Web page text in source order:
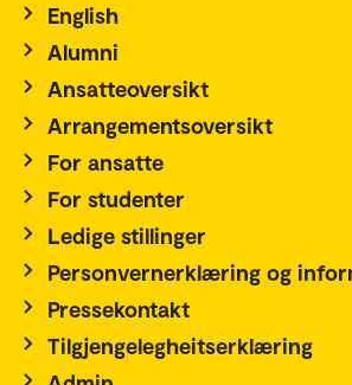
English
Alumni
Ansatteoversikt
Arrangementsoversikt
For ansatte
For studenter
Ledige stillinger
Personvernerklæring og
Pressekontakt
Tilgjengelegheitserklæring